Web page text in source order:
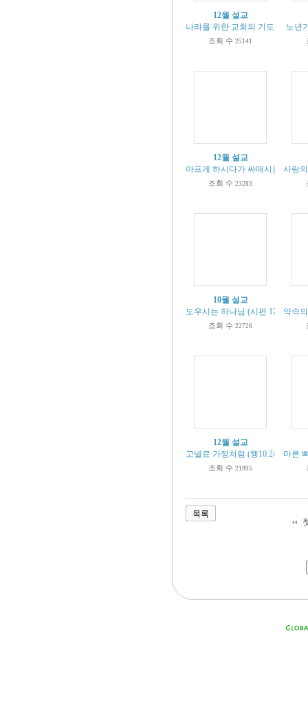
12월 설교
나라를 위한 교회의 기도 (본문 딤
조회 수 25141
노년
12월 설교
아프게 하시다가 싸매시는 하나님
조회 수 23283
사랑
10월 설교
도우시는 하나님 (시편 121편 1절
조회 수 22726
약속
12월 설교
고넬료 가정처럼 (행10:24-25)
조회 수 21995
마른
목록